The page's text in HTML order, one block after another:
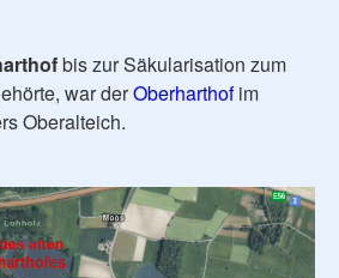
bis zur Säkularisation zum
war derOberharthofim
Oberalteich.